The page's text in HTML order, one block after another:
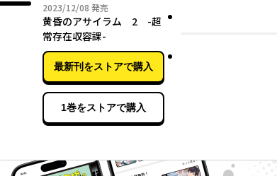
2023/12/08 2023年12月08日
発売
黄昏のアサイラム 2 -超
常存在収容課-
最新刊をストアで購入
1巻をストアで購入